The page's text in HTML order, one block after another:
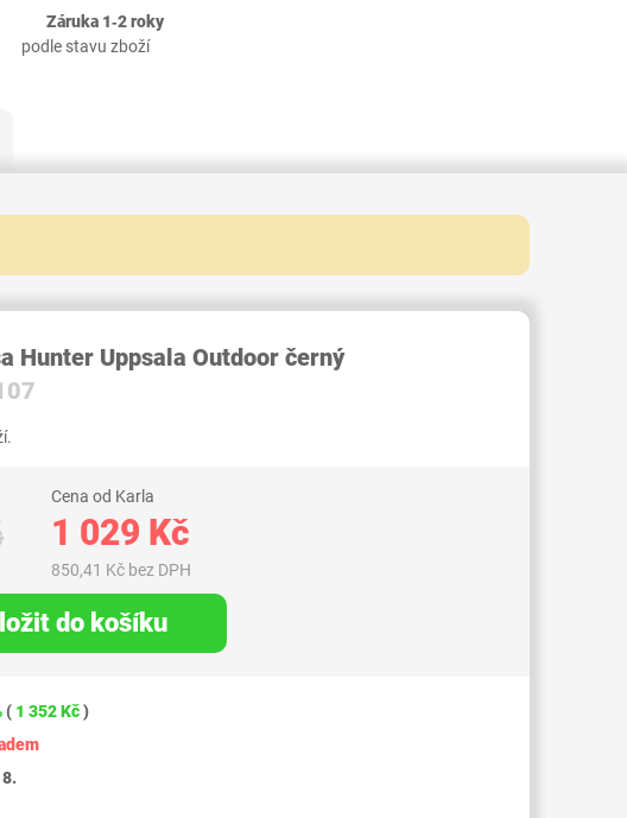
Záruka 1‐2 roky
podle stavu zboží
Hunter Uppsala Outdoor černý
Cena od Karla
1 029 Kč
850,41 Kč bez DPH
do košíku
( 1 352 Kč)
8.